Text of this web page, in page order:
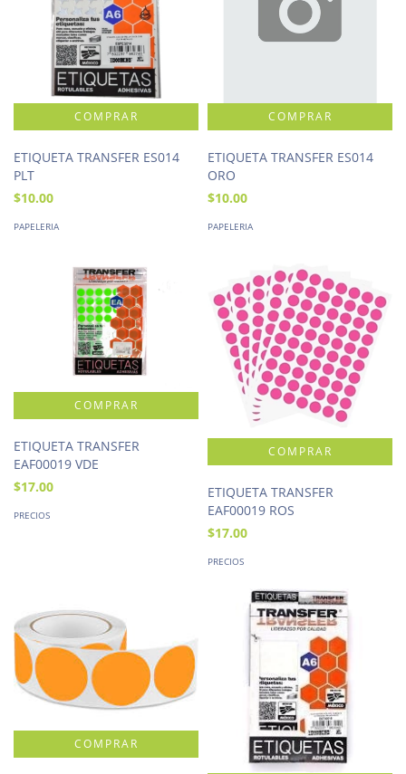
ETIQUETA TRANSFER ES014
PLT
$10.00
PAPELERIA
ETIQUETA TRANSFER ES014
ORO
$10.00
PAPELERIA
ETIQUETA TRANSFER
EAF00019 VDE
$17.00
PRECIOS
ETIQUETA TRANSFER
EAF00019 ROS
$17.00
PRECIOS